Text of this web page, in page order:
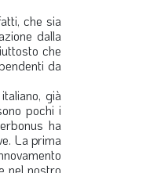
che sia
dalla
che
da
già
pochi i
ha
La prima
nel nostro